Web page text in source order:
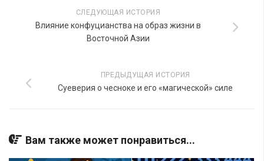
СЛЕДУЮЩАЯ ИСТОРИЯ
Влияние конфуцианства на образ жизни в
Восточной Азии
ПРЕДЫДУЩАЯ ИСТОРИЯ
Суеверия о чесноке и его «магической» силе
Вам также может понравиться...